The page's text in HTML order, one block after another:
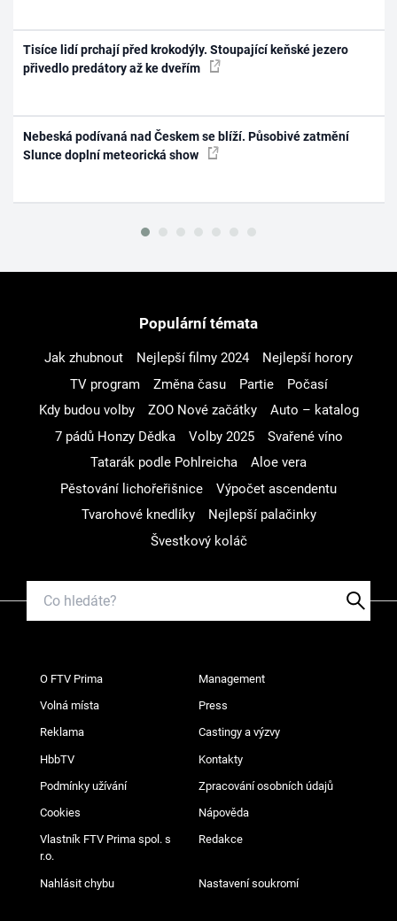
Tisíce lidí prchají před krokodýly. Stoupající keňské jezero
přivedlo predátory až ke dveřím
Nebeská podívaná nad Českem se blíží. Působivé zatmění
Slunce doplní meteorická show
Populární témata
Jak zhubnout Nejlepší filmy 2024
Nejlepší horory
TV program
Změna času Partie
Počasí
Kdy budou volby
ZOO Nové začátky
Auto – katalog
7 pádů Honzy Dědka
Volby 2025
Svařené víno
Tatarák podle Pohlreicha
Aloe vera
Pěstování lichořeřišnice
Výpočet ascendentu
Tvarohové knedlíky
Nejlepší palačinky
Švestkový koláč
O FTV Prima Management
Volná místa Press
Reklama Castingy a výzvy
HbbTV Kontakty
Podmínky užívání Zpracování osobních údajů
Cookies Nápověda
Vlastník FTV Prima spol. s
r.o.
Redakce
Nahlásit chybu Nastavení soukromí